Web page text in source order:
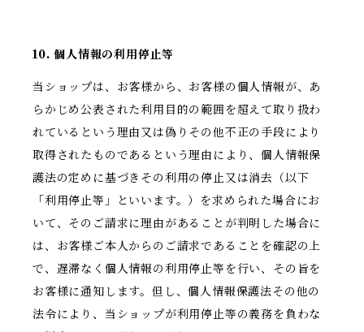
10. 個人情報の利用停止等
当ショップは、お客様から、お客様の個人情報が、あ
らかじめ公表された利用目的の範囲を超えて取り扱わ
れているという理由又は偽りその他不正の手段により
取得されたものであるという理由により、個人情報保
護法の定めに基づきその利用の停止又は消去（以下
「利用停止等」といいます。）を求められた場合にお
いて、そのご請求に理由があることが判明した場合に
は、お客様ご本人からのご請求であることを確認の上
で、遅滞なく個人情報の利用停止等を行い、その旨を
お客様に通知します。但し、個人情報保護法その他の
法令により、当ショップが利用停止等の義務を負わな